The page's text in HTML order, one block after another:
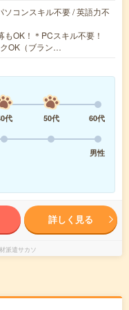
ソコンスキル不要 / 英語力不
OK！＊PCスキル不要！
OK（ブラン…
代 50代
60代
男性
詳しく見る
派遣サカソ